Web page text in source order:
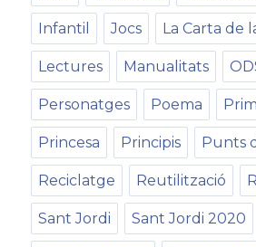
Infantil Jocs La Carta de
Lectures Manualitats
Personatges Poema
Princesa Principis Punts
Reciclatge Reutilització
Sant Jordi Sant Jordi 2020